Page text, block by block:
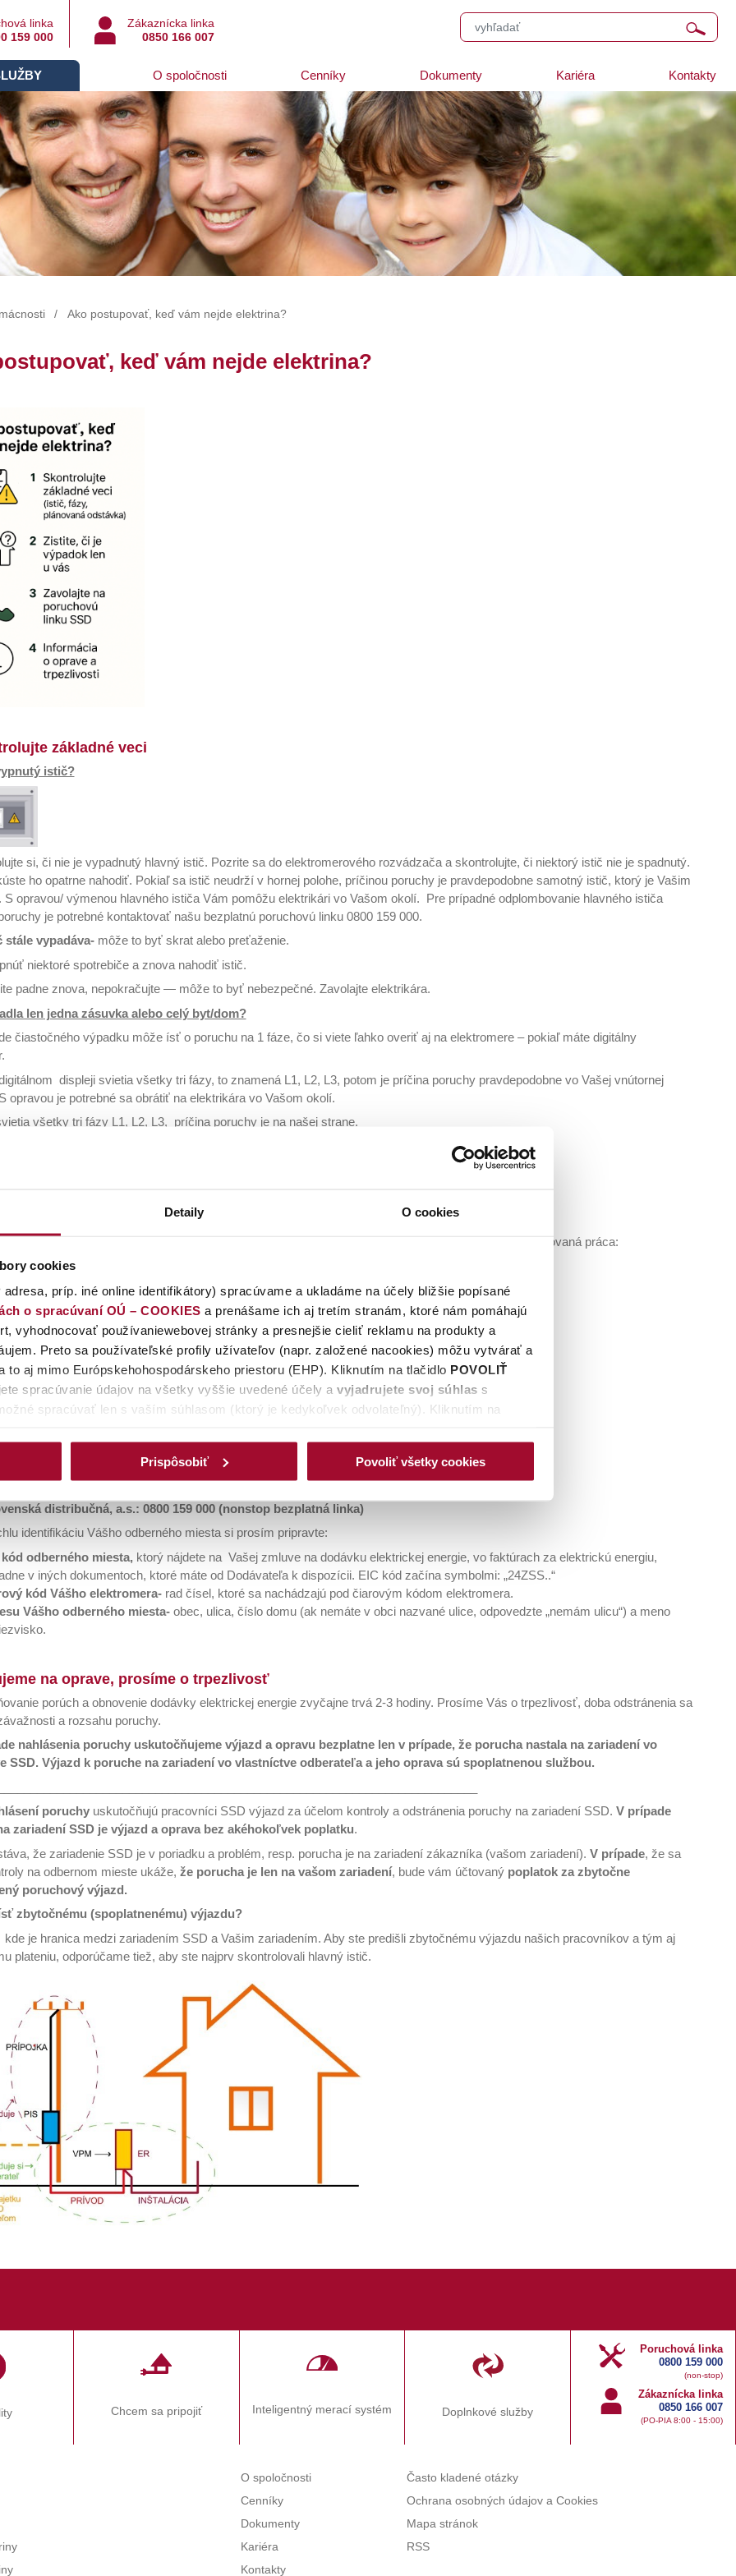
Detaily O cookies
cookies
príp. iné online identifikátory) spracúvame a ukladáme na účely bližšie popísané
o spracúvaní OÚ – COOKIES a prenášame ich aj tretím stranám, ktoré nám pomáhajú
vyhodnocovať používaniewebovej stránky a presnejšie cieliť reklamu na produkty a
Preto sa používateľské profily užívateľov (napr. založené nacookies) môžu vytvárať a
to aj mimo Európskehohospodárskeho priestoru (EHP). Kliknutím na tlačidlo POVOLIŤ
spracúvanie údajov na všetky vyššie uvedené účely a vyjadrujete svoj súhlas s
spracúvať len s vaším súhlasom (ktorý je kedykoľvek odvolateľný). Kliknutím na
cookies samostatne. Svoj výber môžete kedykoľvek zmeniť prostredníctvom
svoj súčasný stav,detaily týkajúce sa súhlasu (dátum udelenia a identifikačné číslo
tlačidla Zrušiť súhlas a Zmeniť súhlas, prostredníctvomktorých môžete zmeniť svoje
Prispôsobiť Povoliť všetky cookies
linka
159 000
Zákaznícka linka
0850 166 007
O spoločnosti Cenníky Dokumenty Kariéra Kontakty
Ako postupovať, keď vám nejde elektrina?
keď vám nejde elektrina?
základné veci
istič?
si, či nie je vypadnutý hlavný istič. Pozrite sa do elektromerového rozvádzača a skontrolujte, či niektorý istič nie je spadnutý.
ho opatrne nahodiť. Pokiaľ sa istič neudrží v hornej polohe, príčinou poruchy je pravdepodobne samotný istič, ktorý je Vašim
S opravou/ výmenou hlavného ističa Vám pomôžu elektrikári vo Vašom okolí. Pre prípadné odplombovanie hlavného ističa
je potrebné kontaktovať našu bezplatnú poruchovú linku 0800 159 000.
stále vypadáva- môže to byť skrat alebo preťaženie.
niektoré spotrebiče a znova nahodiť istič.
padne znova, nepokračujte — môže to byť nebezpečné. Zavolajte elektrikára.
len jedna zásuvka alebo celý byt/dom?
čiastočného výpadku môže ísť o poruchu na 1 fáze, čo si viete ľahko overiť aj na elektromere – pokiaľ máte digitálny
displeji svietia všetky tri fázy, to znamená L1, L2, L3, potom je príčina poruchy pravdepodobne vo Vašej vnútornej
opravou je potrebné sa obrátiť na elektrikára vo Vašom okolí.
všetky tri fázy L1, L2, L3, príčina poruchy je na našej strane.
výpadku elektriny nemusí byť vždy porucha. Preto si prosím overte, či u Vás práve neprebieha plánovaná práca:
odstávky
či je výpadok len u vás
si, či svieti svetlo u susedov, vonku, pouličné osvetlenie.
nikde, ide o
poruchu
na zariadení distribučnej spoločnosti.
si, či svieti svetlo na chodbe, u susedov, či funguje výťah.
nikde a výťah nefunguje, ide o poruchuna zariadení distribučnej spoločnosti.
nám
v celej oblasti, zavolajte na poruchovú linku:
distribučná, a.s.: 0800 159 000 (nonstop bezplatná linka)
identifikáciu Vášho odberného miesta si prosím pripravte:
kód odberného miesta,ktorý nájdete na Vašej zmluve na dodávku elektrickej energie, vo faktúrach za elektrickú energiu,
v iných dokumentoch, ktoré máte od Dodávateľa k dispozícii. EIC kód začína symbolmi: „24ZSS..“
kód Vášho elektromera- rad čísel, ktoré sa nachádzajú pod čiarovým kódom elektromera.
Vášho odberného miesta-obec, ulica, číslo domu (ak nemáte v obci nazvané ulice, odpovedzte „nemám ulicu“) a meno
na oprave, prosíme o trpezlivosť
porúch a obnovenie dodávky elektrickej energie zvyčajne trvá 2-3 hodiny. Prosíme Vás o trpezlivosť, doba odstránenia sa
a rozsahu poruchy.
nahlásenia poruchy uskutočňujeme výjazd a opravu bezplatne len v prípade, že porucha nastala na zariadení vo
SSD. Výjazd k poruche na zariadení vo vlastníctve odberateľa a jeho oprava sú spoplatnenou službou.
poruchy uskutočňujú pracovníci SSD výjazd za účelom kontroly a odstránenia poruchy na zariadení SSD. V prípade
zariadení SSD je výjazd a oprava bez akéhokoľvek poplatku.
že zariadenie SSD je v poriadku a problém, resp. porucha je na zariadení zákazníka (vašom zariadení). V prípade, že sa
na odbernom mieste ukáže, že porucha je len na vašom zariadení, bude vám účtovaný poplatok za zbytočne
poruchový výjazd.
zbytočnému (spoplatnenému) výjazdu?
je hranica medzi zariadením SSD a Vašim zariadením. Aby ste predišli zbytočnému výjazdu našich pracovníkov a tým aj
plateniu, odporúčame tiež, aby ste najprv skontrolovali hlavný istič.
Chcem sa pripojiť Inteligentný merací systém Doplnkové služby
Poruchová linka
0800 159 000
(non-stop)
Zákaznícka linka
0850 166 007
(PO-PIA 8:00 - 15:00)
O spoločnosti
Cenníky
Dokumenty
Kariéra
Kontakty
Často kladené otázky
Ochrana osobných údajov a Cookies
Mapa stránok
RSS